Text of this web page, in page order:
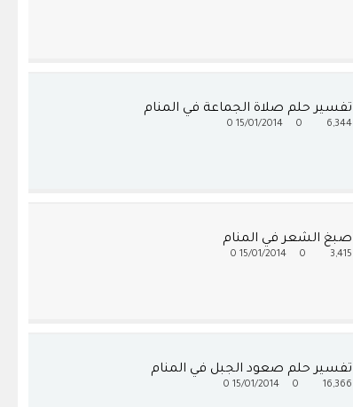
تفسير حلم صلاة الجماعة في المنام
6,344
15/01/2014
0
صبغ الشعر في المنام
3,415
15/01/2014
0
تفسير حلم صعود الجبل في المنام
16,366
15/01/2014
0